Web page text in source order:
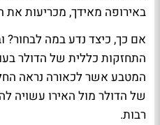
באירופה מאידך, מכריעות
אם כך, כיצד נדע במה לבחור?
התחזקות כללית של הדולר
המטבע אשר לכאורה נראה
של הדולר מול האירו עשויה
רבות.